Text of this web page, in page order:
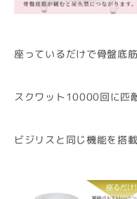
座っているだけで骨盤底
スクワット10000回に匹
ビジリスと同じ機能を搭